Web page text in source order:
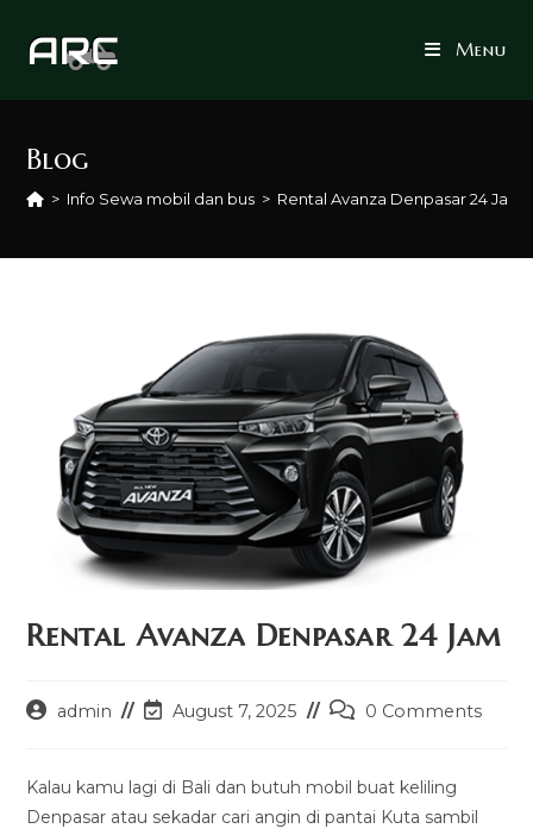
Menu
Blog
> Info Sewa mobil dan bus > Rental Avanza Denpasar 24 Jam
Rental Avanza Denpasar 24 Jam
Postadmin
PostAugust 7, 2025
Post0 Comments
Kalau kamu lagi di Bali dan butuh mobil buat keliling
Denpasar atau sekadar cari angin di pantai Kuta sambil